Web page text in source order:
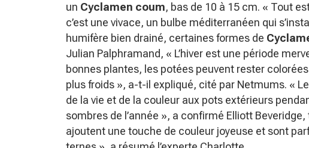
un Cyclamen coum, bas de 10 à 15 cm. « Tout
c’est une vivace, un bulbe méditerranéen qui
humifère bien drainé, certaines formes de
Julian Palphramand, « L’hiver est une période
bonnes plantes, les potées peuvent rester
plus froids », a-t-il expliqué, cité par Netmums. «
de la vie et de la couleur aux pots extérieurs
sombres de l’année », a confirmé Elliott Beveridge,
ajoutent une touche de couleur joyeuse et sont